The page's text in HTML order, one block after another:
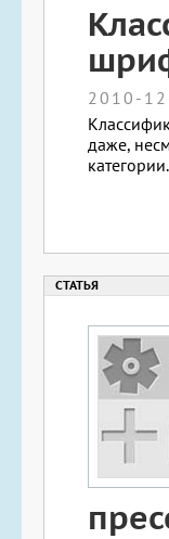
2010-
даже,